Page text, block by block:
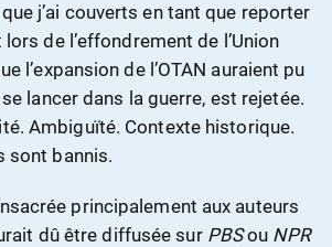
j’ai couverts en tant que reporter
lors de l’effondrement de l’Union
l’expansion de l’OTAN auraient pu
lancer dans la guerre, est rejetée.
Ambiguïté. Contexte historique.
sont bannis.
principalement aux auteurs
dû être diffusée sur PBSou NPR